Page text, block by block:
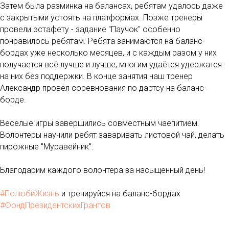
Затем была разминка на балансах, ребятам удалось даже
с закрытыми устоять на платформах. Позже тренеры
провели эстафету - задание "Паучок" особенно
понравилось ребятам. Ребята занимаются на баланс-
бордах уже несколько месяцев, и с каждым разом у них
получается всё лучше и лучше, многим удаётся удержатся
на них без поддержки. В конце занятия наш тренер
Александр провёл соревнования по дартсу на баланс-
борде.
Веселые игры завершились совместным чаепитием.
Волонтеры научили ребят заваривать листовой чай, делать
пирожные "Муравейник".
Благодарим каждого волонтера за насыщенный день!
#ПолюбиЖизнь и тренируйся на баланс-бордах
#ФондПрезидентскихГрантов